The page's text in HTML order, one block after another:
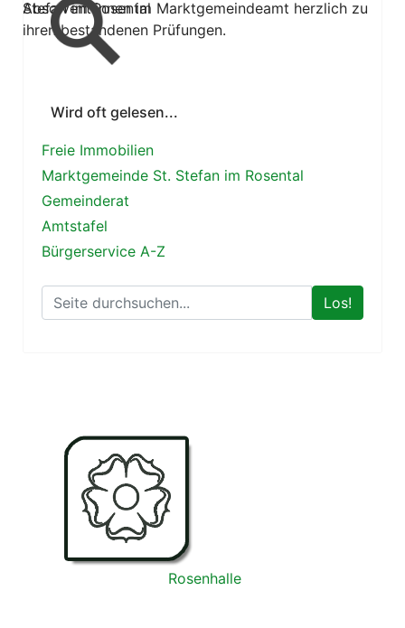
Absolvent:innen im Marktgemeindeamt herzlich zu
ihren bestandenen Prüfungen.
Stefan im Rosental
Wird oft gelesen...
Freie Immobilien
Marktgemeinde St. Stefan im Rosental
Gemeinderat
Amtstafel
Bürgerservice A-Z
Los!
Rosenhalle